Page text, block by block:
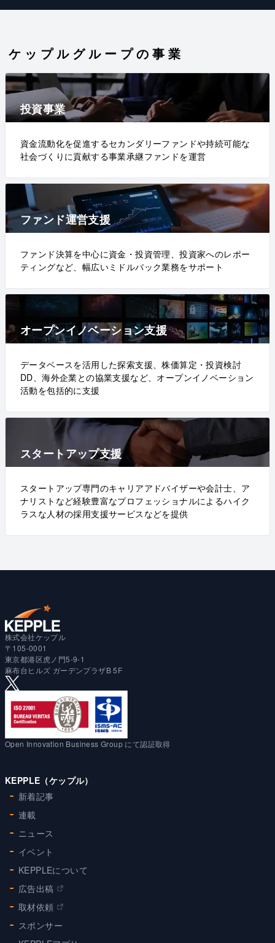
ケップルグループの事業
投資事業
資金流動化を促進するセカンダリーファンドや持続可能な
社会づくりに貢献する事業承継ファンドを運営
ファンド運営支援
ファンド決算を中心に資金・投資管理、投資家へのレポー
ティングなど、幅広いミドルバック業務をサポート
オープンイノベーション支援
データベースを活用した探索支援、株価算定・投資検討
DD、海外企業との協業支援など、オープンイノベーション
活動を包括的に支援
スタートアップ支援
スタートアップ専門のキャリアアドバイザーや会計士、ア
ナリストなど経験豊富なプロフェッショナルによるハイク
ラスな人材の採用支援サービスなどを提供
株式会社ケップル
〒105-0001
東京都港区虎ノ門5-9-1
麻布台ヒルズ ガーデンプラザB 5F
Open Innovation Business Group にて認証取得
KEPPLE（ケップル）
新着記事
連載
ニュース
イベント
KEPPLEについて
広告出稿
取材依頼
スポンサー